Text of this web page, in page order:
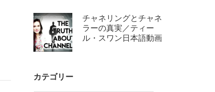
チャネリングとチャネ
ラーの真実／ティー
ル・スワン日本語動画
カテゴリー